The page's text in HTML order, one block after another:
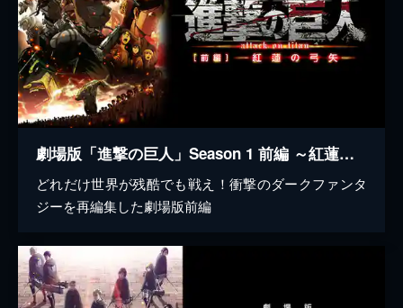
劇場版「進撃の巨人」Season 1 前編 ～紅蓮の弓矢～
どれだけ世界が残酷でも戦え！衝撃のダークファンタ
ジーを再編集した劇場版前編